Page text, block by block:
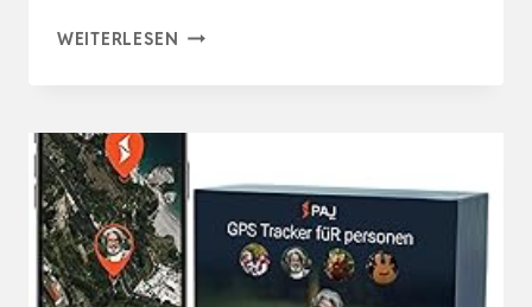
WEITERLESEN CABLE
KABELBRUCH
SUCHGERÄT
MÄHROBOTER,
MS6812